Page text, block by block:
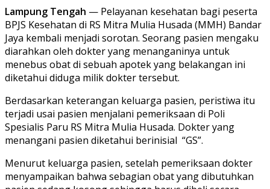
Lampung Tengah — Pelayanan kesehatan bagi peserta
BPJS Kesehatan di RS Mitra Mulia Husada (MMH) Bandar
Jaya kembali menjadi sorotan. Seorang pasien mengaku
diarahkan oleh dokter yang menanganinya untuk
menebus obat di sebuah apotek yang belakangan ini
diketahui diduga milik dokter tersebut.
Berdasarkan keterangan keluarga pasien, peristiwa itu
terjadi usai pasien menjalani pemeriksaan di Poli
Spesialis Paru RS Mitra Mulia Husada. Dokter yang
menangani pasien diketahui berinisial “GS”.
Menurut keluarga pasien, setelah pemeriksaan dokter
menyampaikan bahwa sebagian obat yang dibutuhkan